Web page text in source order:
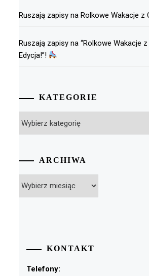
Ruszają zapisy na Rolkowe Wakacje z
Ruszają zapisy na “Rolkowe Wakacje
Edycja!”!
KATEGORIE
ARCHIWA
KONTAKT
Telefony: